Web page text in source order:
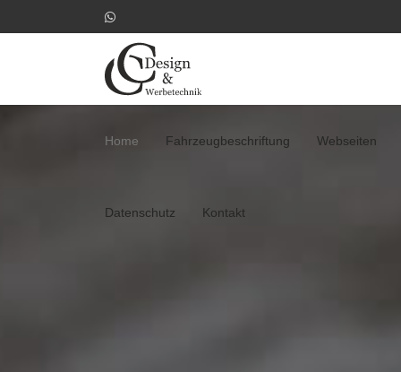
Home Fahrzeugbeschriftung Webseiten
Datenschutz Kontakt